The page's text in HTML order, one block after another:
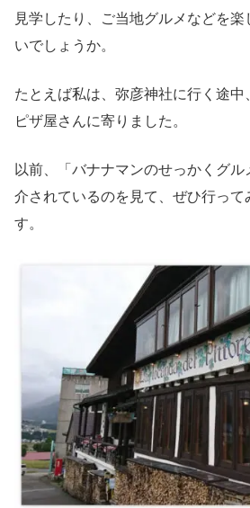
見学したり、ご当地グルメなどを
いでしょうか。
たとえば私は、弥彦神社に行く途中
ピザ屋さんに寄りました。
以前、「バナナマンのせっかくグ
介されているのを見て、ぜひ行っ
す。